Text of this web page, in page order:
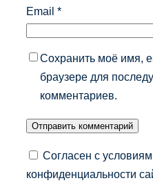
Email *
Сохранить моё имя,
браузере для
комментариев.
Согласен с
конфиденциальности